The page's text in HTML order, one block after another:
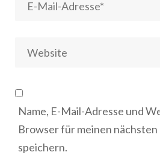
Name, E-Mail-Adresse und
Browser für meinen
speichern.